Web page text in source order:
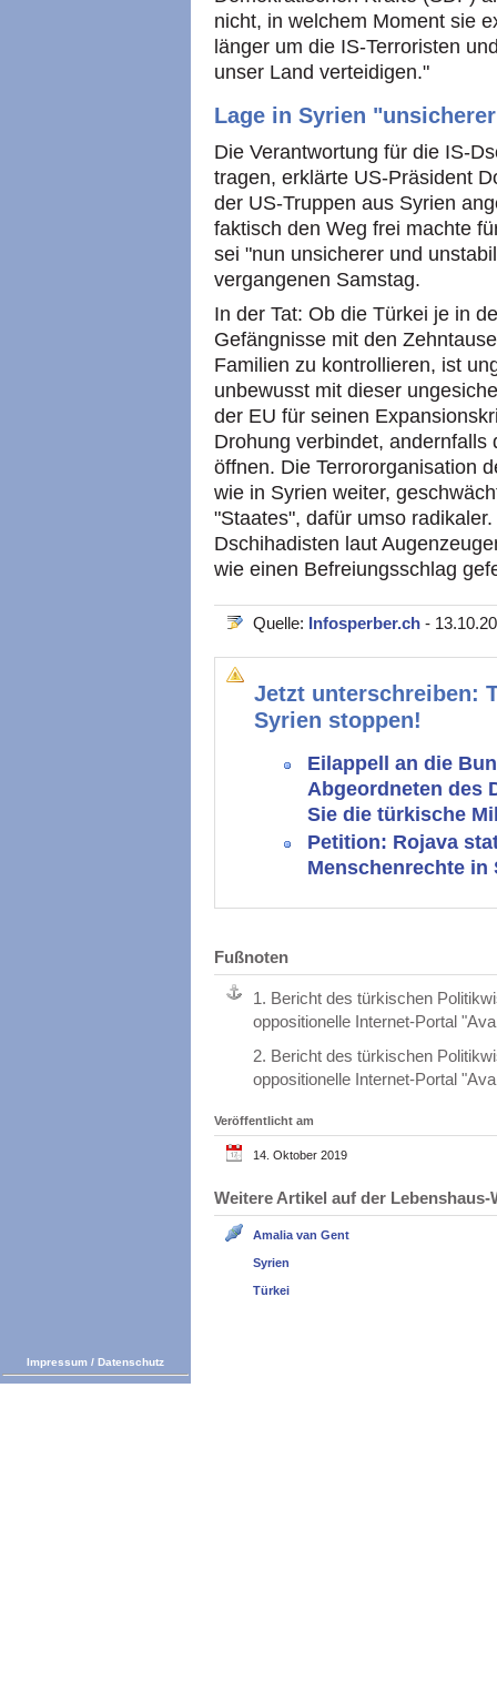
nicht, in welchem Moment sie
länger um die IS-Terroristen
unser Land verteidigen."
Lage in Syrien
Die Verantwortung für die IS-
tragen, erklärte US-Präsident
der US-Truppen aus Syrien
faktisch den Weg frei machte
sei "nun unsicherer und
vergangenen Samstag.
In der Tat: Ob die Türkei je in
Gefängnisse mit den
Familien zu kontrollieren, ist
unbewusst mit dieser
der EU für seinen
Drohung verbindet,
öffnen. Die Terrororganisation
wie in Syrien weiter,
"Staates", dafür umso
Dschihadisten laut
wie einen Befreiungsschlag
Quelle: Infosperber.ch -
Jetzt unterschreiben:
Syrien stoppen!
Eilappell an die
Abgeordneten des
Sie die türkische
Petition: Rojava
Menschenrechte
Fußnoten
1. Bericht des türkischen
oppositionelle Internet-Portal
2. Bericht des türkischen
oppositionelle Internet-Portal
Veröffentlicht am
14. Oktober 2019
Weitere Artikel auf der
Amalia van Gent
Syrien
Türkei
Impressum / Datenschutz